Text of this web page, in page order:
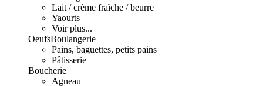
Lait / crème fraîche / beurre
Yaourts
Voir plus...
OeufsBoulangerie
Pains, baguettes, petits pains
Pâtisserie
Boucherie
Agneau